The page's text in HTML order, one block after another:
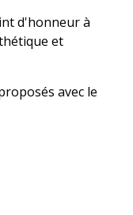
d'honneur à
et
avec le